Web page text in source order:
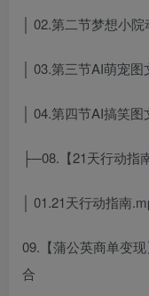
│ 02.第二节梦想小
│ 03.第三节AI萌宠
│ 04.第四节AI搞笑
├─08.【21天行动指
│ 01.21天行动指南
09.【蒲公英商单变
合